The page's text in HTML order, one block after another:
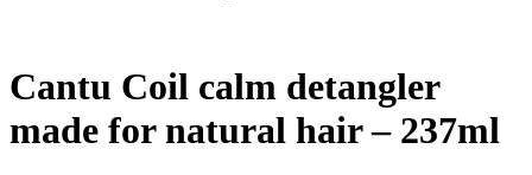
Cantu Coil calm detangler
made for natural hair – 237ml